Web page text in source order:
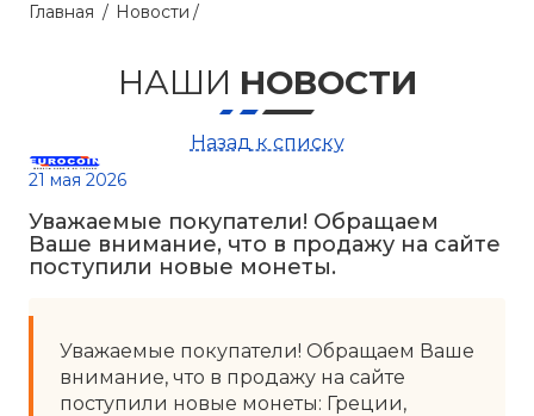
Главная Новости
НАШИ НОВОСТИ
Назад к списку
21 мая 2026
Уважаемые покупатели! Обращаем
Ваше внимание, что в продажу на сайте
поступили новые монеты.
Уважаемые покупатели! Обращаем Ваше
внимание, что в продажу на сайте
поступили новые монеты: Греции,